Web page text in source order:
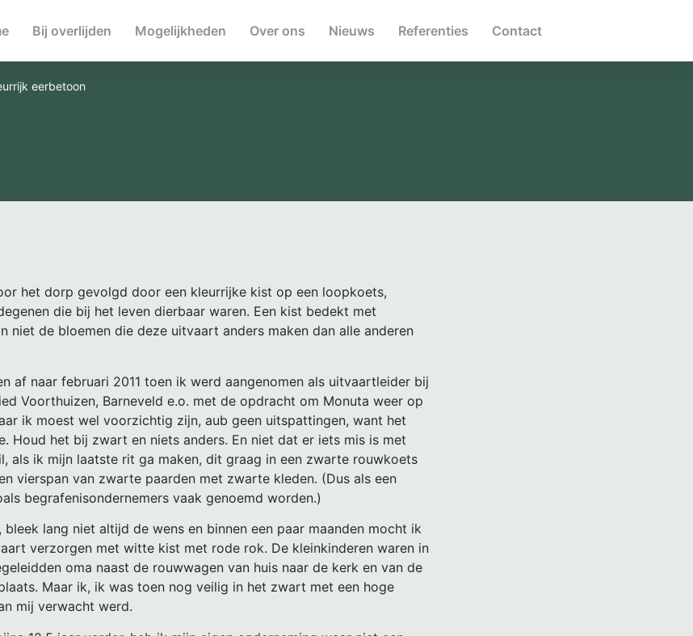
Bij overlijden Mogelijkheden Over ons Nieuws Referenties Contact
eerbetoon
het dorp gevolgd door een kleurrijke kist op een loopkoets,
die bij het leven dierbaar waren. Een kist bedekt met
niet de bloemen die deze uitvaart anders maken dan alle anderen
af naar februari 2011 toen ik werd aangenomen als uitvaartleider bij
Voorthuizen, Barneveld e.o. met de opdracht om Monuta weer op
ik moest wel voorzichtig zijn, aub geen uitspattingen, want het
Houd het bij zwart en niets anders. En niet dat er iets mis is met
als ik mijn laatste rit ga maken, dit graag in een zwarte rouwkoets
vierspan van zwarte paarden met zwarte kleden. (Dus als een
begrafenisondernemers vaak genoemd worden.)
lang niet altijd de wens en binnen een paar maanden mocht ik
verzorgen met witte kist met rode rok. De kleinkinderen waren in
oma naast de rouwwagen van huis naar de kerk en van de
Maar ik, ik was toen nog veilig in het zwart met een hoge
mij verwacht werd.